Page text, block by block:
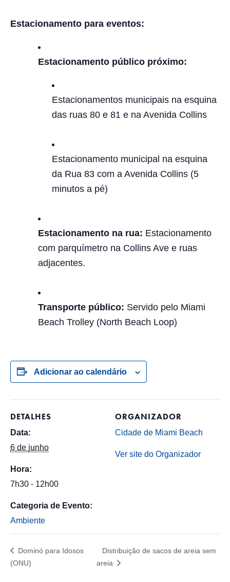
Estacionamento para eventos:
Estacionamento público próximo:
Estacionamentos municipais na esquina
das ruas 80 e 81 e na Avenida Collins
Estacionamento municipal na esquina
da Rua 83 com a Avenida Collins (5
minutos a pé)
Estacionamento na rua: Estacionamento
com parquímetro na Collins Ave e ruas
adjacentes.
Transporte público: Servido pelo Miami
Beach Trolley (North Beach Loop)
Adicionar ao calendário
DETALHES
Data:
6 de junho
Hora:
7h30 - 12h00
Categoria de Evento:
Ambiente
ORGANIZADOR
Cidade de Miami Beach
Ver site do Organizador
Dominó para Idosos
(ONU)
Distribuição de sacos de areia sem
areia